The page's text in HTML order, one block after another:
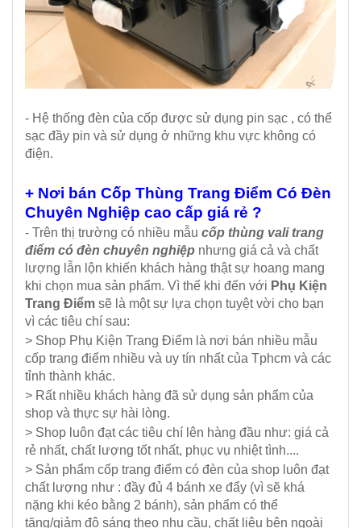
- Hệ thống đèn của cốp được sử dụng pin sạc , có thể
sạc đầy pin và sử dụng ở những khu vực không có
điện.
+ Nơi bán Cốp Thùng Trang Điểm Có Đèn
Chuyên Nghiệp cao cấp giá rẻ ?
- Trên thị trường có nhiều mẫu cốp thùng vali trang
điểm có đèn chuyên nghiệp nhưng giá cả và chất
lượng lẫn lộn khiến khách hàng thật sự hoang mang
khi chọn mua sản phẩm. Vì thế khi đến với Phụ Kiện
Trang Điểm sẽ là một sự lựa chọn tuyệt vời cho bạn
vì các tiêu chí sau:
> Shop Phụ Kiện Trang Điểm là nơi bán nhiều mẫu
cốp trang điểm nhiều và uy tín nhất của Tphcm và các
tỉnh thành khác.
> Rất nhiều khách hàng đã sử dụng sản phẩm của
shop và thực sự hài lòng.
> Shop luôn đạt các tiêu chí lên hàng đầu như: giá cả
rẻ nhất, chất lượng tốt nhất, phục vụ nhiệt tình....
> Sản phẩm cốp trang điểm có đèn của shop luôn đạt
chất lượng như : đầy đủ 4 bánh xe đẩy (vì sẽ khá
nặng khi kéo bằng 2 bánh), sản phẩm có thể
tăng/giảm độ sáng theo nhu cầu, chất liệu bên ngoài